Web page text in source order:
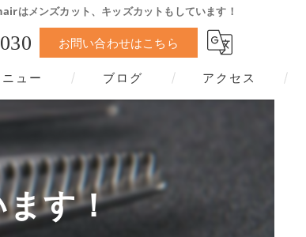
はメンズカット、キッズカットもしています！
お問い合わせはこちら
ニュー ブログ アクセス
す！